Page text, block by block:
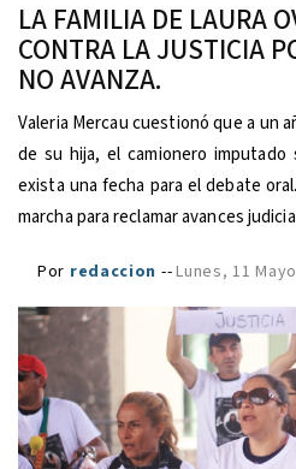
LA FAMILIA DE LAURA
CONTRA LA JUSTICIA
NO AVANZA.
Valeria Mercau cuestionó que a un
de su hija, el camionero
exista una fecha para el debate
marcha para reclamar avances
Por redaccion --Lunes, 11